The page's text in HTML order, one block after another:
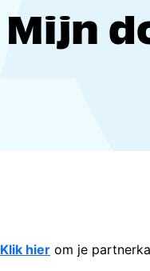
Mijn
Klik hier om je